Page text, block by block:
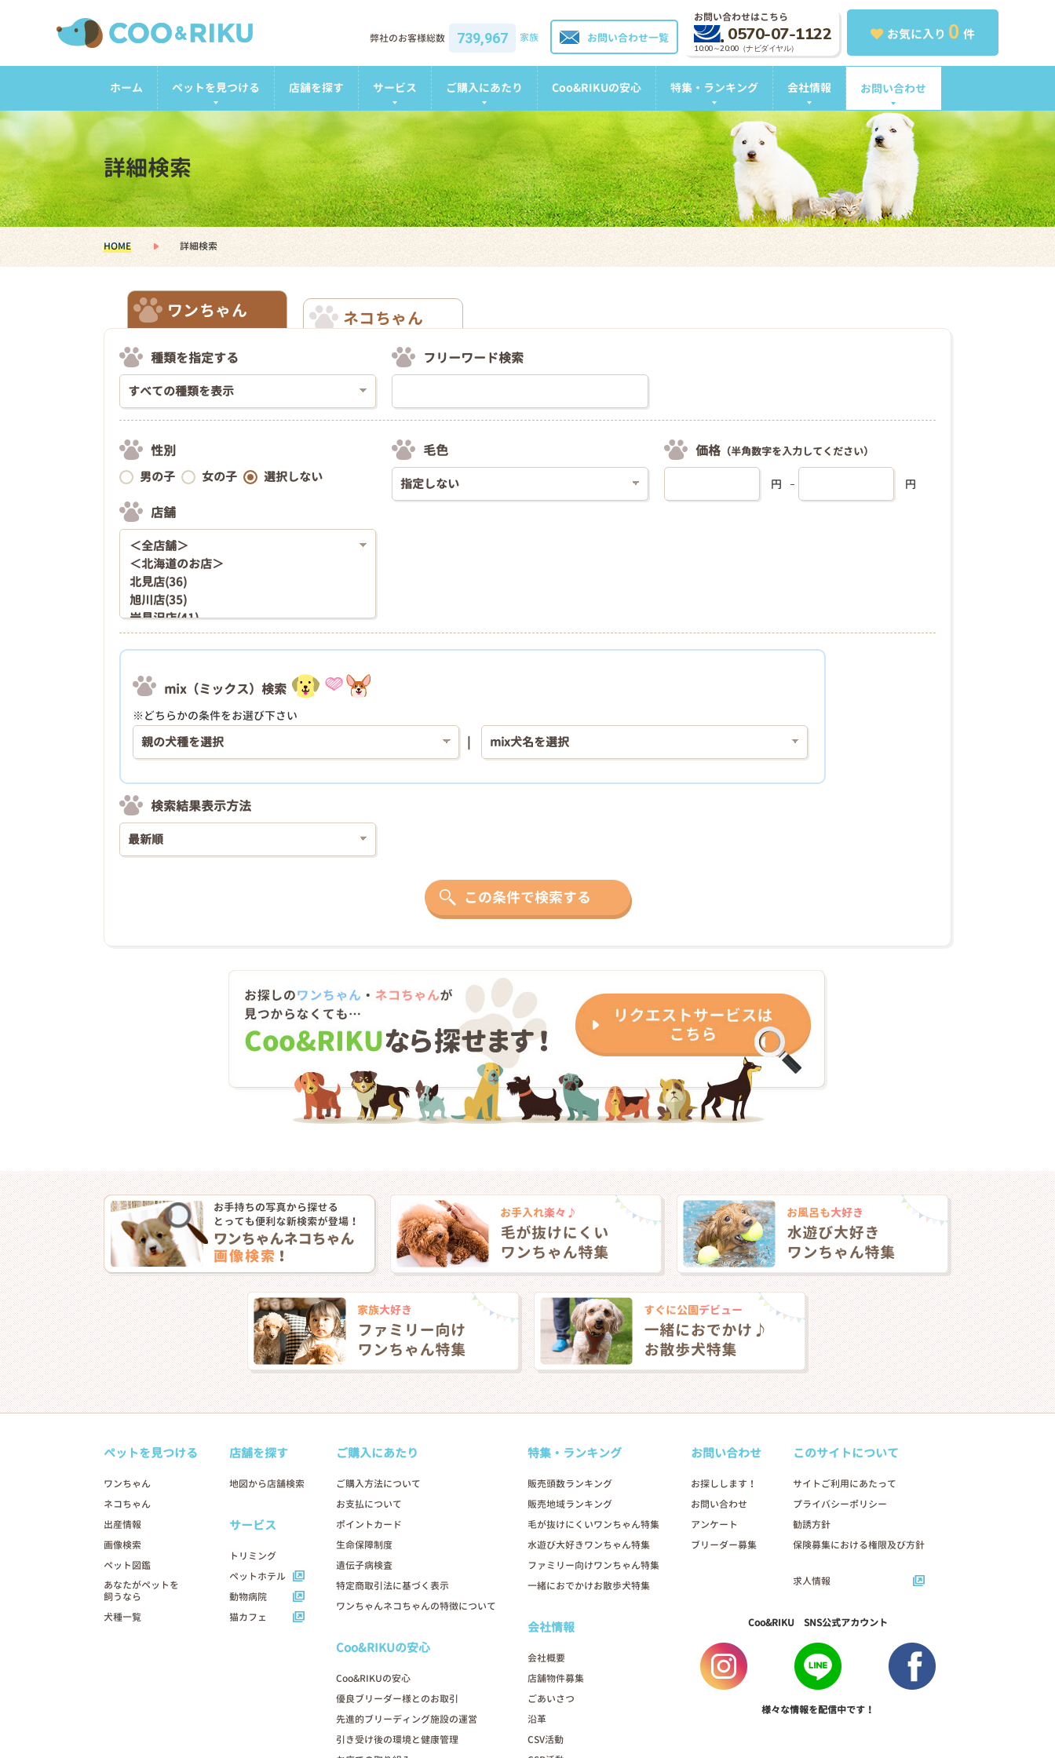
お気に入り 0 件
お問い合わせはこちら
0570-07-1122
10:00～20:00（ナビダイヤル）
お問い合わせ一覧
弊社のお客様総数 739,967 家族
ホーム ペットを見つける 店舗を探す サービス ご購入にあたり Coo&RIKUの安心 特集・ランキング 会社情報 お問い合わせ
詳細検索
HOME 詳細検索
ワンちゃん ネコちゃん
種類を指定する フリーワード検索
性別
男の子 女の子 選択しない
店舗
毛色 価格 （半角数字を入力してください）
円 円
mix（ミックス）検索
※どちらかの条件をお選び下さい
検索結果表示方法
この条件で検索する
ペットを見つける
ワンちゃん
ネコちゃん
出産情報
画像検索
ペット図鑑
あなたがペットを
飼うなら
犬種一覧
店舗を探す
地図から店舗検索
サービス
トリミング
ペットホテル
動物病院
猫カフェ
ご購入にあたり
ご購入方法について
お支払について
ポイントカード
生命保障制度
遺伝子病検査
特定商取引法に基づく表示
ワンちゃんネコちゃんの特徴について
Coo&RIKUの安心
Coo&RIKUの安心
優良ブリーダー様とのお取引
先進的ブリーディング施設の運営
引き受け後の環境と健康管理
特集・ランキング
販売頭数ランキング
販売地域ランキング
毛が抜けにくいワンちゃん特集
水遊び大好きワンちゃん特集
ファミリー向けワンちゃん特集
一緒におでかけお散歩犬特集
会社情報
会社概要
店舗物件募集
ごあいさつ
沿革
CSV活動
お問い合わせ
お探しします！
お問い合わせ
アンケート
ブリーダー募集
このサイトについて
サイトご利用にあたって
プライバシーポリシー
勧誘方針
保険募集における権限及び方針
求人情報
Coo&RIKU SNS公式アカウント
様々な情報を配信中です！